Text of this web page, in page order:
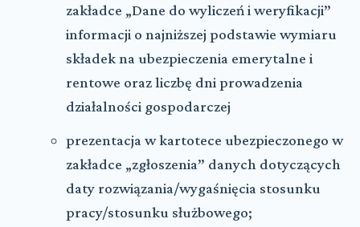
zakładce „Dane do wyliczeń i weryfikacji”
informacji o najniższej podstawie wymiaru
składek na ubezpieczenia emerytalne i
rentowe oraz liczbę dni prowadzenia
działalności gospodarczej
prezentacja w kartotece ubezpieczonego w
zakładce „zgłoszenia” danych dotyczących
daty rozwiązania/wygaśnięcia stosunku
pracy/stosunku służbowego;